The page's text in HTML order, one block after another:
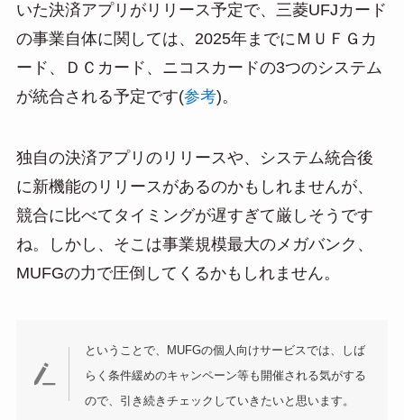
いた決済アプリがリリース予定で、三菱UFJカード
の事業自体に関しては、2025年までにＭＵＦＧカ
ード、ＤＣカード、ニコスカードの3つのシステム
が統合される予定です(参考)。
独自の決済アプリのリリースや、システム統合後
に新機能のリリースがあるのかもしれませんが、
競合に比べてタイミングが遅すぎて厳しそうです
ね。しかし、そこは事業規模最大のメガバンク、
MUFGの力で圧倒してくるかもしれません。
ということで、MUFGの個人向けサービスでは、しば
らく条件緩めのキャンペーン等も開催される気がする
ので、引き続きチェックしていきたいと思います。